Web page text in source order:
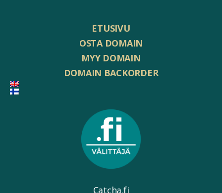
ETUSIVU
OSTA DOMAIN
MYY DOMAIN
DOMAIN BACKORDER
Catcha.fi